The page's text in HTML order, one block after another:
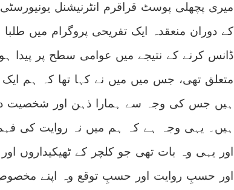
میری پچھلی پوسٹ قراقرم انٹرنیشنل
کے دوران منعقدہ ایک تفریحی پروگرام میں طلبا
ڈانس کرنے کے نتیجے میں عوامی سطح پر پیدا
متعلق تھی، جس میں میں نے کہا تھا کہ ہم ایک
ہیں جس کی وجہ سے ہمارا ذہن اور شخصیت
ہیں۔ یہی وجہ ہے کہ ہم میں نہ روایت کی
اور یہی وہ بات تھی جو کلچر کے ٹھیکیداروں
اور حسبِ روایت اور حسبِ توقع وہ اپنے